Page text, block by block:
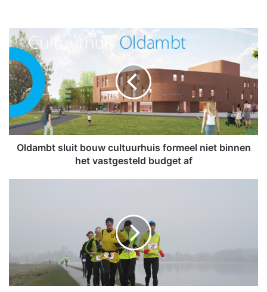
O
l
d
a
m
b
t
s
l
t
u
Oldambt sluit bouw cultuurhuis formeel niet binnen
het vastgesteld budget af
b
k